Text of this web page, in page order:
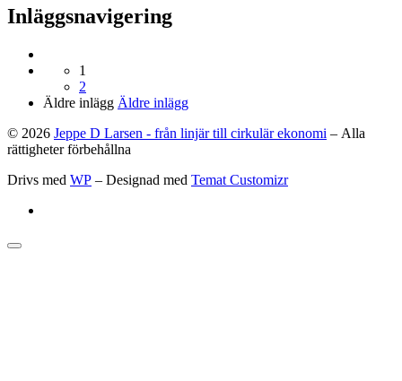
Inläggsnavigering
1
2
Äldre inlägg Äldre inlägg
© 2026 Jeppe D Larsen - från linjär till cirkulär ekonomi – Alla
rättigheter förbehållna
Drivs med WP – Designad med Temat Customizr